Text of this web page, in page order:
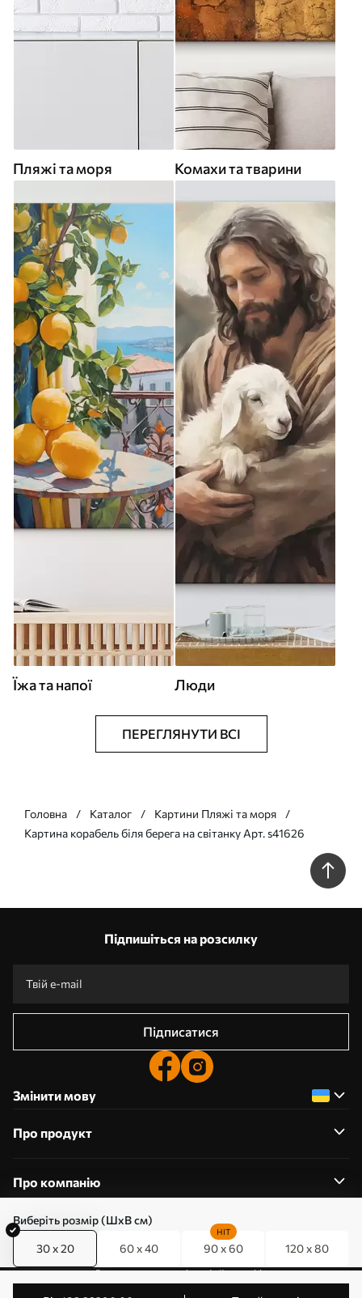
Виберіть розмір (ШхВ см)
30 x 20 60 x 40 90 x 60
HIT
120 x 80
Пляжі та моря Комахи та тварини
Їжа та напої Люди
ПЕРЕГЛЯНУТИ ВСІ
Головна Каталог
Картини Пляжі та моря
Картина корабель біля берега на світанку Арт. s41626
Підпишіться на розсилку
Підписатися
Змінити мову
Про продукт
Про компанію
0800357223
Редагування дозволів на файли cookie
© 2011-2026 Art-holst. Усі права захищені. Власник: